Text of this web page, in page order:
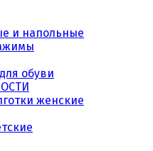
и напольные
обуви
женские